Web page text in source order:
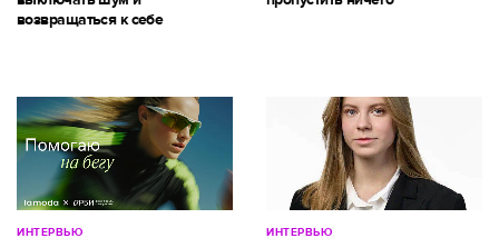
возвращаться к себе
ИНТЕРВЬЮ ИНТЕРВЬЮ